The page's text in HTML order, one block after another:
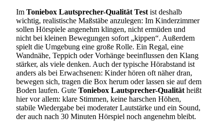
Im Toniebox Lautsprecher-Qualität Test ist deshalb
wichtig, realistische Maßstäbe anzulegen: Im Kinderzimmer
sollen Hörspiele angenehm klingen, nicht ermüden und
nicht bei kleinen Bewegungen sofort „kippen“. Außerdem
spielt die Umgebung eine große Rolle. Ein Regal, eine
Wandnähe, Teppich oder Vorhänge beeinflussen den Klang
stärker, als viele denken. Auch der typische Hörabstand ist
anders als bei Erwachsenen: Kinder hören oft näher dran,
bewegen sich, tragen die Box herum oder lassen sie auf dem
Boden laufen. Gute Toniebox Lautsprecher-Qualität heißt
hier vor allem: klare Stimmen, keine harschen Höhen,
stabile Wiedergabe bei moderater Lautstärke und ein Sound,
der auch nach 30 Minuten Hörspiel noch angenehm bleibt.